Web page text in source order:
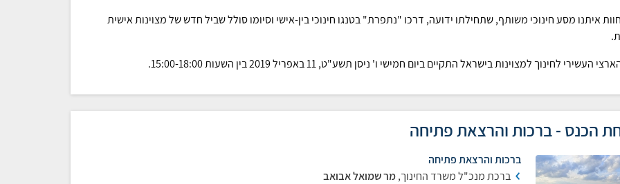
איתנו מסע חינוכי משותף, שתחילתו ידועה, דרכו "נתפרת" בטנגו חינוכי בין-אישי וסיומו סולל שביל חדש של מצוינות אישית
העשירי לחינוך למצוינות בישראל התקיים ביום חמישי ו' ניסן תשע"ט, 11 באפריל 2019 בין השעות 15:00-18:00.
הכנס - ברכות והרצאת פתיחה
ברכות והרצאת פתיחה
ברכת מנכ"ל משרד החינוך,מר שמואל אבואב